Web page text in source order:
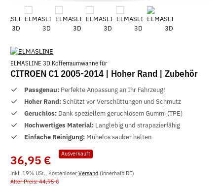
ELMASLINE 3D Kofferraumwanne für
CITROEN C1 2005-2014 | Hoher Rand | Zubehör
Passgenau: Perfekte Anpassung an Ihr Fahrzeug!
Hoher Rand:Schützt vor Verschüttungen und Schmutz
Geruchlos: Dank speziellem geruchlosem Gummi (TPE)
Hochwertiges Material: Langlebig und strapazierfähig
Einfache Reinigung: Mühelos sauber halten
Ausverkauft
36,95 €
inkl. 19% USt., Kostenloser Versand (innerhalb DE)
Alter Preis: 44,95 €